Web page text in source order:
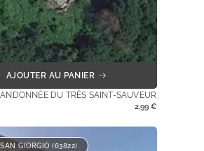
AJOUTER AU PANIER
DU TRÈS SAINT-SAUVEUR
2,99 €
GIORGIO (63822)